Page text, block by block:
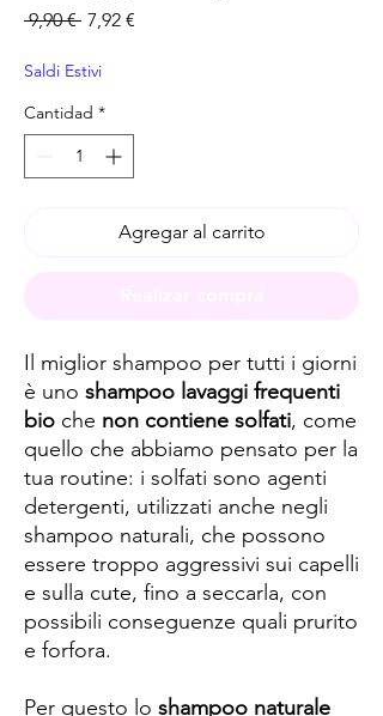
9,90 € Precio
7,92 €
Saldi Estivi
Cantidad *
Agregar al carrito
Il miglior shampoo per tutti i giorni
è uno shampoo lavaggi frequenti
bio che non contiene solfati, come
quello che abbiamo pensato per la
tua routine: i solfati sono agenti
detergenti, utilizzati anche negli
shampoo naturali, che possono
essere troppo aggressivi sui capelli
e sulla cute, fino a seccarla, con
possibili conseguenze quali prurito
e forfora.
Per questo lo shampoo naturale